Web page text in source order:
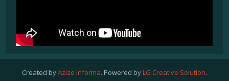
Created byAzize Informa. Powered byLG Creative Solution.